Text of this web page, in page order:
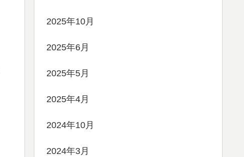
2025年10月
2025年6月
2025年5月
2025年4月
2024年10月
2024年3月